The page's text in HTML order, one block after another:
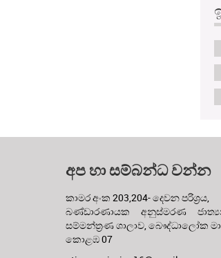
අප හා සම්බන්ධ වන්න
කාමර අංක 203,204- දෙවන පරිශ්‍රය,
බණ්ඩාරණායක අනුස්මරණ
සම්මන්ත්‍රණ ශාලාව, බෞද්ධාලෝක
කොළඹ 07